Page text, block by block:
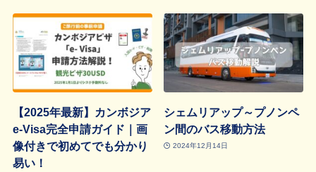
【2025年最新】カンボジア
e-Visa完全申請ガイド｜画
像付きで初めてでも分かり
易い！
シェムリアップ～プノンペ
ン間のバス移動方法
2024年12月14日